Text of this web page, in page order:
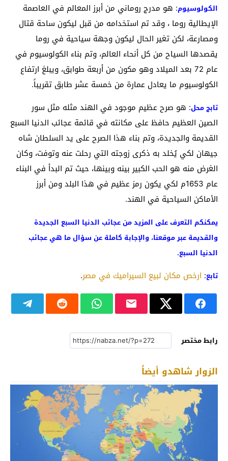
الكولوسيوم: هو مدرج روماني من أبرز المعالم في العاصمة
الإيطالية روما ، وقد تم استخدامه من قبل ليكون ساحة قتال
ومصارعة، لكن تغير الحال ليكون وجهة سياحية في روما
يقصدها السياح من كل أنحاء العالم، وتم بناء الكولوسيوم في
عام 72 بعد الميلاد وهو مكون من أربعة طوابق، ويبلغ ارتفاع
الكولوسيوم ما يعادل عمارة من خمسة عشر طابق تقريباً.
تابج محل: هو صرح عظيم موجود في الهند مثله مثل سور
الصين العظيم حافظ على مكانته في قائمة عجائب الدنيا السبع
القديمة والجديدة، وتم بناء هذا الصرح على يد السلطان شاه
جيهان لكي يُخلد به ذكرى زوجته التي رحلت عنه وتوفت، وكان
الغرض منه هو الحب الكبير بينه وبينها، حيث تم البدأ في البناء
عام 1653م لكي يكون رمز عظيم في هذا البلد ومن أبرز
الأماكن السياحية في الهند.
يمكنكم التعرف على المزيد من عجائب الدنيا السبع الجديدة
والقديمة عبر موقعنا، والإجابة كاملة عن سؤال ما هي عجائب
الدنيا السبع.
تابع: ارخص مكان لبيع السيراميك في مصر.
رابط مختصر
الزوار شاهدو أيضاً